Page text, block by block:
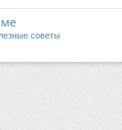
советы